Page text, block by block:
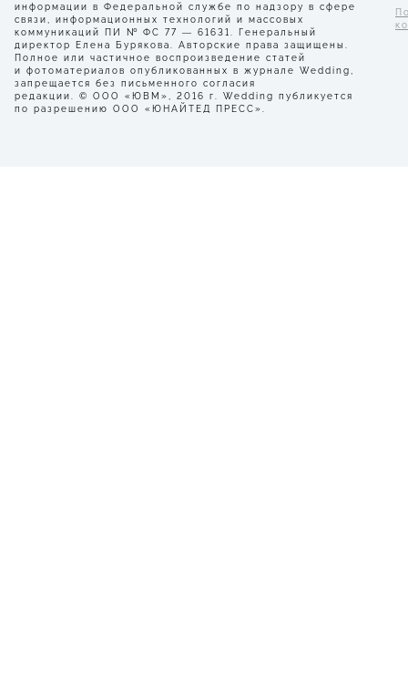
информации в Федеральной службе по надзору в сфере
связи, информационных технологий и массовых
коммуникаций ПИ № ФС 77 — 61631. Генеральный
директор Елена Бурякова. Авторские права защищены.
Полное или частичное воспроизведение статей
и фотоматериалов опубликованных в журнале Wedding,
запрещается без письменного согласия
редакции. © ООО «ЮВМ», 2016 г. Wedding публикуется
по разрешению ООО «ЮНАЙТЕД ПРЕСС».